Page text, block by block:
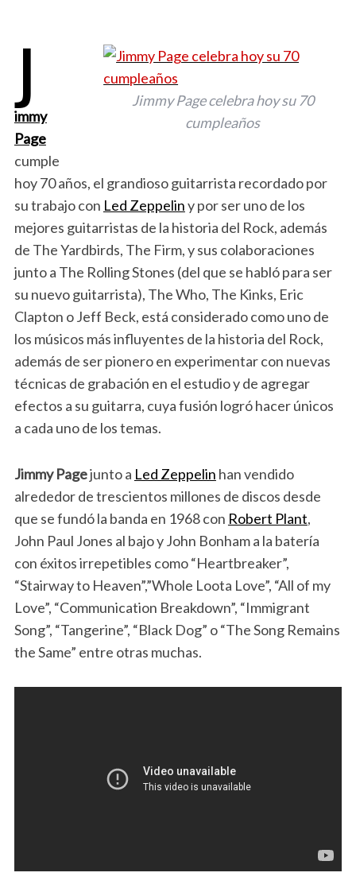
Jimmy Page celebra hoy su 70
cumpleaños
J
immy
Page
cumple
hoy 70 años, el grandioso guitarrista recordado por
su trabajo con Led Zeppeliny por ser uno de los
mejores guitarristas de la historia del Rock, además
de The Yardbirds, The Firm, y sus colaboraciones
junto a The Rolling Stones (del que se habló para ser
su nuevo guitarrista), The Who, The Kinks, Eric
Clapton o Jeff Beck, está considerado como uno de
los músicos más influyentes de la historia del Rock,
además de ser pionero en experimentar con nuevas
técnicas de grabación en el estudio y de agregar
efectos a su guitarra, cuya fusión logró hacer únicos
a cada uno de los temas.
Jimmy Pagejunto a Led Zeppelin han vendido
alrededor de trescientos millones de discos desde
que se fundó la banda en 1968 con Robert Plant,
John Paul Jones al bajo y John Bonham a la batería
con éxitos irrepetibles como “Heartbreaker”,
“Stairway to Heaven”,”Whole Loota Love”, “All of my
Love”, “Communication Breakdown”, “Immigrant
Song”, “Tangerine”, “Black Dog” o “The Song Remains
the Same” entre otras muchas.